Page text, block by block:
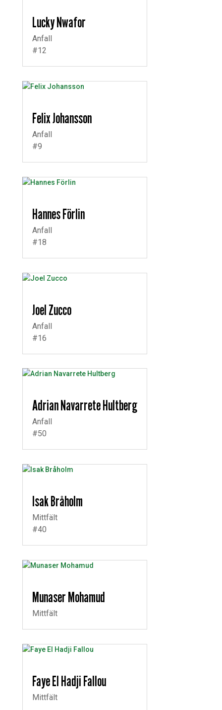
Lucky Nwafor
Anfall
#12
Felix Johansson
Anfall
#9
Hannes Förlin
Anfall
#18
Joel Zucco
Anfall
#16
Adrian Navarrete Hultberg
Anfall
#50
Isak Bråholm
Mittfält
#40
Munaser Mohamud
Mittfält
Faye El Hadji Fallou
Mittfält